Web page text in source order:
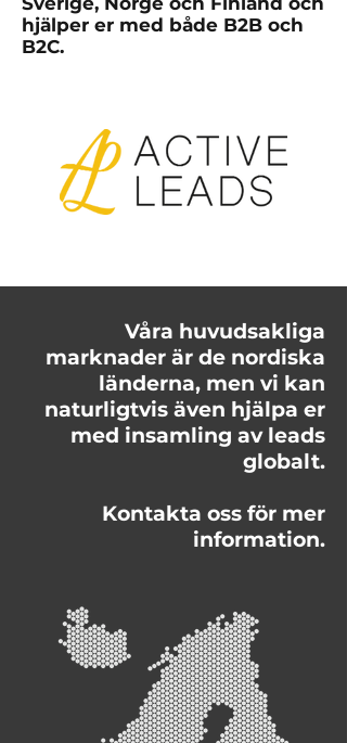
hjälper er med både B2B och
B2C.
Våra huvudsakliga
marknader är de nordiska
länderna, men vi kan
naturligtvis även hjälpa er
med insamling av leads
globalt.
Kontakta oss för mer
information.